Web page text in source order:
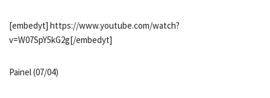
[embedyt] https://www.youtube.com/watch?
v=W07SpY5kG2g[/embedyt]
Painel (07/04)